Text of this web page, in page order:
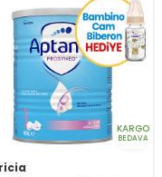
KARGO
BEDAVA